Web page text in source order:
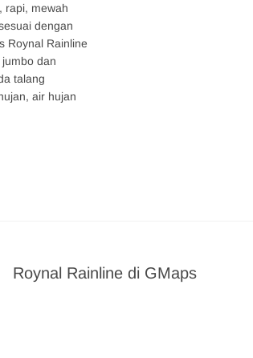
rapi, mewah
dengan
Roynal Rainline
dan
talang
air hujan
Roynal Rainline di GMaps